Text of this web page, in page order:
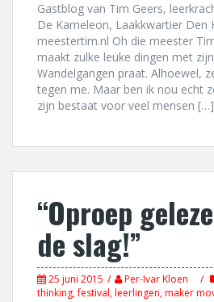
Gastblog van Tim Geers,
De Kameleon, Laakkwartier Den
meestertim.nl Oh die meester
maakt zulke leuke dingen met
Wandelgangen praat. Alhoewel,
tegen me. Maar ben ik nou echt
zijn bestaat voor veel mensen […]
“Oproep
de slag!”
25 juni 2015 Per-Ivar Kloen
thinking,festival,leerlingen,maker